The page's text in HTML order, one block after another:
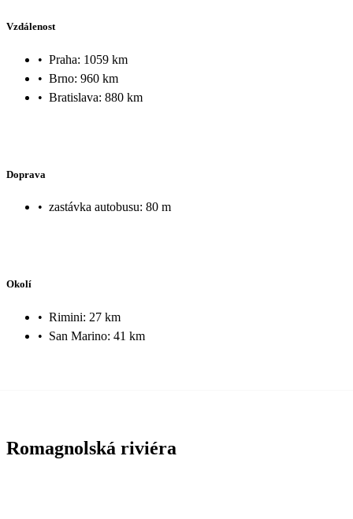
Vzdálenost
• Praha: 1059 km
• Brno: 960 km
• Bratislava: 880 km
Doprava
• zastávka autobusu: 80 m
Okolí
• Rimini: 27 km
• San Marino: 41 km
Romagnolská riviéra